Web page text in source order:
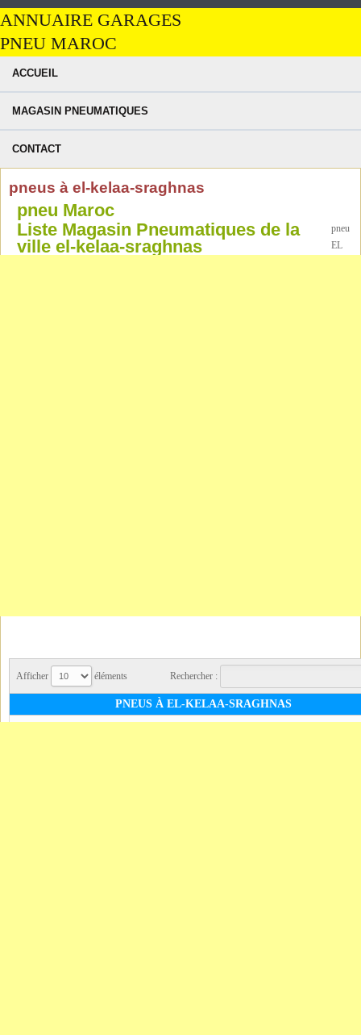
ANNUAIRE GARAGES
PNEU MAROC
ACCUEIL
MAGASIN PNEUMATIQUES
CONTACT
pneus à el-kelaa-sraghnas
pneu Maroc
Liste Magasin Pneumatiques de la
ville el-kelaa-sraghnas
Afficher éléments Rechercher :
PNEUS À EL-KELAA-SRAGHNAS
pneu
EL